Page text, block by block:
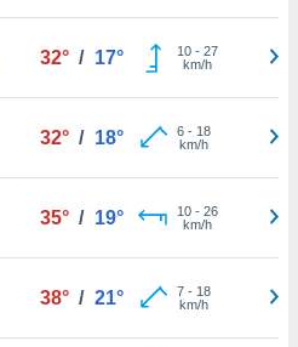
32° / 17° 10- 27
km/h
32° / 18° 6- 18
km/h
35° / 19° 10- 26
km/h
38° / 21° 7- 18
km/h